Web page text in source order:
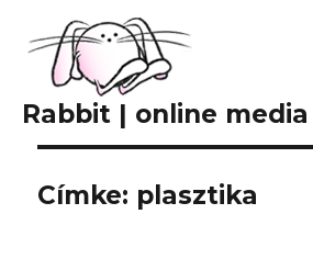
Rabbit | online
Címke: plasztika